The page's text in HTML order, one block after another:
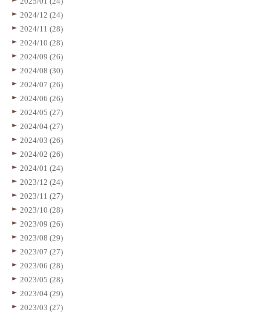
2024/12 (24)
2024/11 (28)
2024/10 (28)
2024/09 (26)
2024/08 (30)
2024/07 (26)
2024/06 (26)
2024/05 (27)
2024/04 (27)
2024/03 (26)
2024/02 (26)
2024/01 (24)
2023/12 (24)
2023/11 (27)
2023/10 (28)
2023/09 (26)
2023/08 (29)
2023/07 (27)
2023/06 (28)
2023/05 (28)
2023/04 (29)
2023/03 (27)